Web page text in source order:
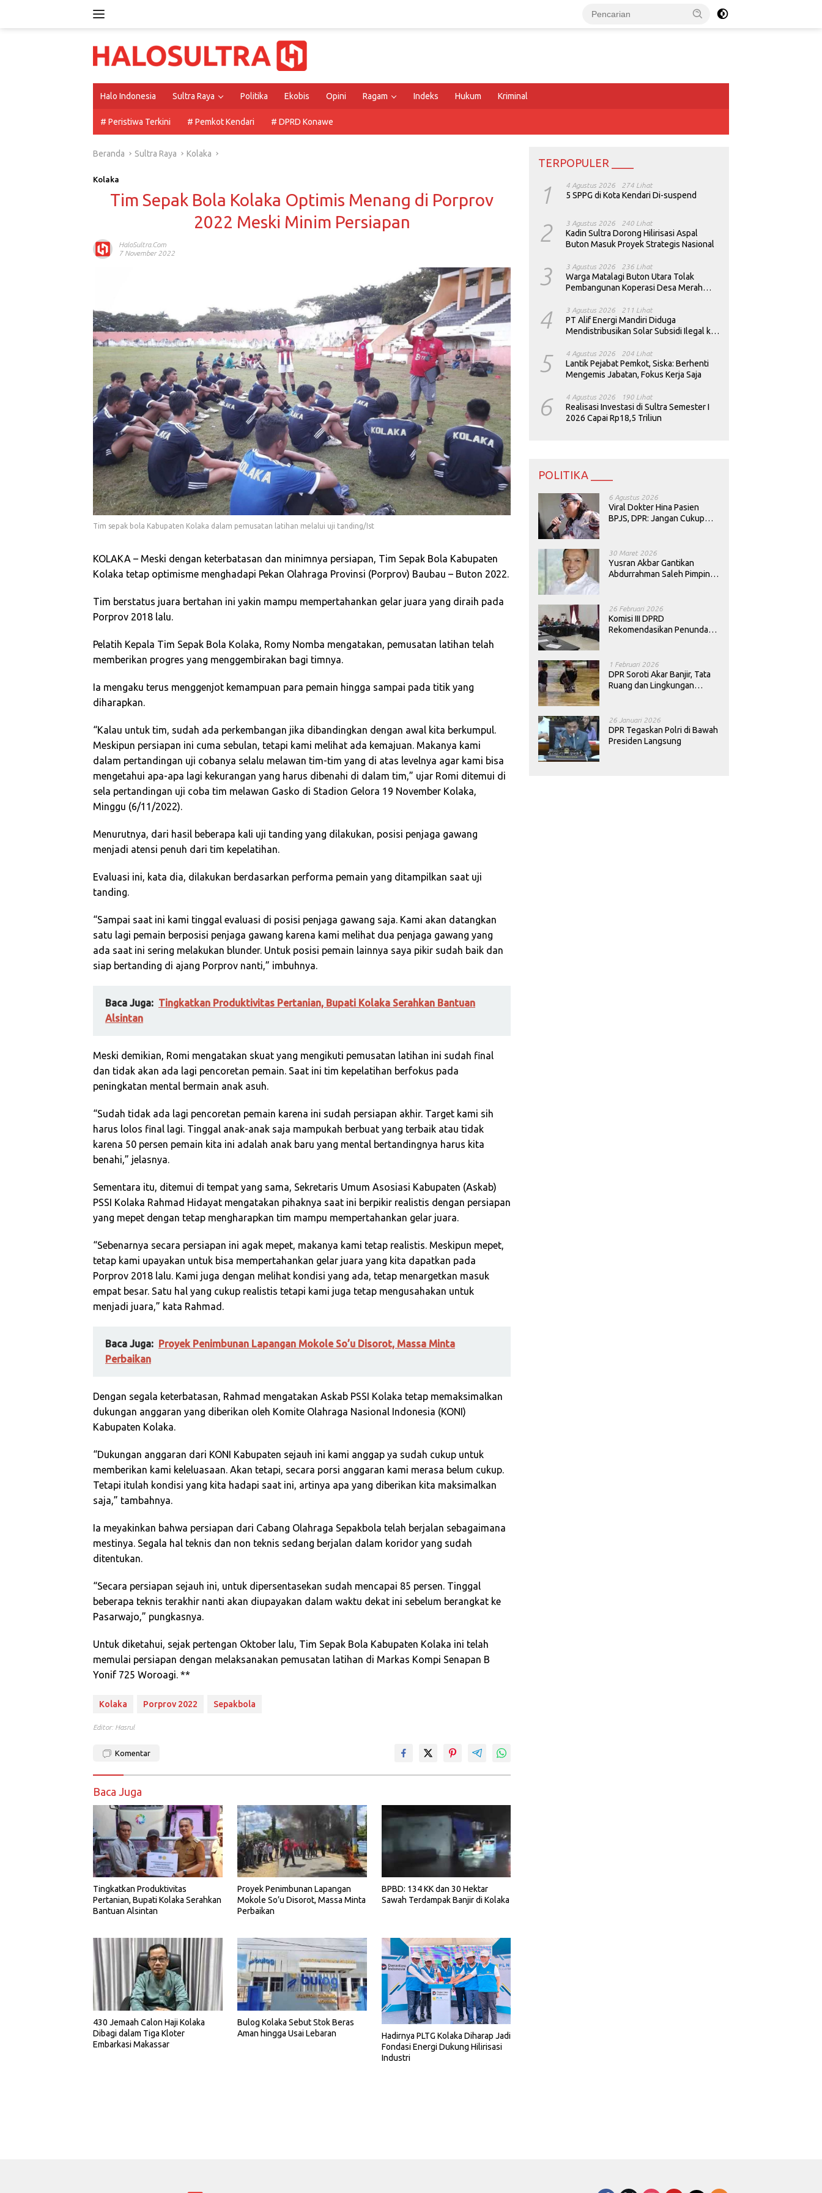
Halo Indonesia Sultra Raya Politika Ekobis Opini Ragam Indeks Hukum Kriminal
# Peristiwa Terkini # Pemkot Kendari # DPRD Konawe
Beranda Sultra Raya Kolaka
Kolaka
Tim Sepak Bola Kolaka Optimis Menang di Porprov
2022 Meski Minim Persiapan
HaloSultra.com
7 November 2022
Tim sepak bola Kabupaten Kolaka dalam pemusatan latihan melalui uji tanding/Ist
KOLAKA – Meski dengan keterbatasan dan minimnya persiapan, Tim Sepak Bola Kabupaten
Kolaka tetap optimisme menghadapi Pekan Olahraga Provinsi (Porprov) Baubau – Buton 2022.
Tim berstatus juara bertahan ini yakin mampu mempertahankan gelar juara yang diraih pada
Porprov 2018 lalu.
Pelatih Kepala Tim Sepak Bola Kolaka, Romy Nomba mengatakan, pemusatan latihan telah
memberikan progres yang menggembirakan bagi timnya.
Ia mengaku terus menggenjot kemampuan para pemain hingga sampai pada titik yang
diharapkan.
“Kalau untuk tim, sudah ada perkembangan jika dibandingkan dengan awal kita berkumpul.
Meskipun persiapan ini cuma sebulan, tetapi kami melihat ada kemajuan. Makanya kami
dalam pertandingan uji cobanya selalu melawan tim-tim yang di atas levelnya agar kami bisa
mengetahui apa-apa lagi kekurangan yang harus dibenahi di dalam tim,” ujar Romi ditemui di
sela pertandingan uji coba tim melawan Gasko di Stadion Gelora 19 November Kolaka,
Minggu (6/11/2022).
Menurutnya, dari hasil beberapa kali uji tanding yang dilakukan, posisi penjaga gawang
menjadi atensi penuh dari tim kepelatihan.
Evaluasi ini, kata dia, dilakukan berdasarkan performa pemain yang ditampilkan saat uji
tanding.
“Sampai saat ini kami tinggal evaluasi di posisi penjaga gawang saja. Kami akan datangkan
satu lagi pemain berposisi penjaga gawang karena kami melihat dua penjaga gawang yang
ada saat ini sering melakukan blunder. Untuk posisi pemain lainnya saya pikir sudah baik dan
siap bertanding di ajang Porprov nanti,” imbuhnya.
Baca Juga: Tingkatkan Produktivitas Pertanian, Bupati Kolaka Serahkan Bantuan
Alsintan
Meski demikian, Romi mengatakan skuat yang mengikuti pemusatan latihan ini sudah final
dan tidak akan ada lagi pencoretan pemain. Saat ini tim kepelatihan berfokus pada
peningkatan mental bermain anak asuh.
“Sudah tidak ada lagi pencoretan pemain karena ini sudah persiapan akhir. Target kami sih
harus lolos final lagi. Tinggal anak-anak saja mampukah berbuat yang terbaik atau tidak
karena 50 persen pemain kita ini adalah anak baru yang mental bertandingnya harus kita
benahi,” jelasnya.
Sementara itu, ditemui di tempat yang sama, Sekretaris Umum Asosiasi Kabupaten (Askab)
PSSI Kolaka Rahmad Hidayat mengatakan pihaknya saat ini berpikir realistis dengan persiapan
yang mepet dengan tetap mengharapkan tim mampu mempertahankan gelar juara.
“Sebenarnya secara persiapan ini agak mepet, makanya kami tetap realistis. Meskipun mepet,
tetap kami upayakan untuk bisa mempertahankan gelar juara yang kita dapatkan pada
Porprov 2018 lalu. Kami juga dengan melihat kondisi yang ada, tetap menargetkan masuk
empat besar. Satu hal yang cukup realistis tetapi kami juga tetap mengusahakan untuk
menjadi juara,” kata Rahmad.
Baca Juga: Proyek Penimbunan Lapangan Mokole So’u Disorot, Massa Minta
Perbaikan
Dengan segala keterbatasan, Rahmad mengatakan Askab PSSI Kolaka tetap memaksimalkan
dukungan anggaran yang diberikan oleh Komite Olahraga Nasional Indonesia (KONI)
Kabupaten Kolaka.
“Dukungan anggaran dari KONI Kabupaten sejauh ini kami anggap ya sudah cukup untuk
memberikan kami keleluasaan. Akan tetapi, secara porsi anggaran kami merasa belum cukup.
Tetapi itulah kondisi yang kita hadapi saat ini, artinya apa yang diberikan kita maksimalkan
saja,” tambahnya.
Ia meyakinkan bahwa persiapan dari Cabang Olahraga Sepakbola telah berjalan sebagaimana
mestinya. Segala hal teknis dan non teknis sedang berjalan dalam koridor yang sudah
ditentukan.
“Secara persiapan sejauh ini, untuk dipersentasekan sudah mencapai 85 persen. Tinggal
beberapa teknis terakhir nanti akan diupayakan dalam waktu dekat ini sebelum berangkat ke
Pasarwajo,” pungkasnya.
Untuk diketahui, sejak pertengan Oktober lalu, Tim Sepak Bola Kabupaten Kolaka ini telah
memulai persiapan dengan melaksanakan pemusatan latihan di Markas Kompi Senapan B
Yonif 725 Woroagi. **
Kolaka Porprov 2022 Sepakbola
Editor: Hasrul
Komentar
Baca Juga
Tingkatkan Produktivitas
Pertanian, Bupati Kolaka Serahkan
Bantuan Alsintan
Proyek Penimbunan Lapangan
Mokole So’u Disorot, Massa Minta
Perbaikan
BPBD: 134 KK dan 30 Hektar
Sawah Terdampak Banjir di Kolaka
430 Jemaah Calon Haji Kolaka
Dibagi dalam Tiga Kloter
Embarkasi Makassar
Bulog Kolaka Sebut Stok Beras
Aman hingga Usai Lebaran
Hadirnya PLTG Kolaka Diharap Jadi
Fondasi Energi Dukung Hilirisasi
Industri
TERPOPULER ____
1 4 Agustus 2026 274 Lihat
5 SPPG di Kota Kendari Di-suspend
2 3 Agustus 2026 240 Lihat
Kadin Sultra Dorong Hilirisasi Aspal
Buton Masuk Proyek Strategis Nasional
3 3 Agustus 2026 236 Lihat
Warga Matalagi Buton Utara Tolak
Pembangunan Koperasi Desa Merah
4 3 Agustus 2026 211 Lihat
PT Alif Energi Mandiri Diduga
Mendistribusikan Solar Subsidi Ilegal ke
5 4 Agustus 2026 204 Lihat
Lantik Pejabat Pemkot, Siska: Berhenti
Mengemis Jabatan, Fokus Kerja Saja
6 4 Agustus 2026 190 Lihat
Realisasi Investasi di Sultra Semester I
2026 Capai Rp18,5 Triliun
POLITIKA ____
6 Agustus 2026
Viral Dokter Hina Pasien
BPJS, DPR: Jangan Cukup
30 Maret 2026
Yusran Akbar Gantikan
Abdurrahman Saleh Pimpin
26 Februari 2026
Komisi III DPRD
Rekomendasikan Penundaan
1 Februari 2026
DPR Soroti Akar Banjir, Tata
Ruang dan Lingkungan
26 Januari 2026
DPR Tegaskan Polri di Bawah
Presiden Langsung